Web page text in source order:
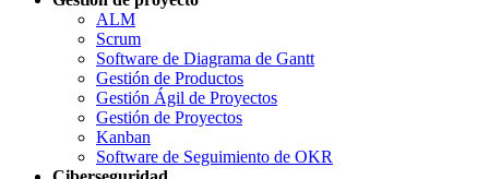
ALM
Scrum
Software de Diagrama de Gantt
Gestión de Productos
Gestión Ágil de Proyectos
Gestión de Proyectos
Kanban
Software de Seguimiento de OKR